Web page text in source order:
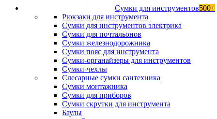
Сумки для инструментов500+
Рюкзаки для инструмента
Сумки для инструментов электрика
Сумки для почтальонов
Сумки железнодорожника
Сумки пояс для инструмента
Сумки-органайзеры для инструментов
Сумки-чехлы
Слесарные сумки сантехника
Сумки монтажника
Сумки для приборов
Сумки скрутки для инструмента
Баулы